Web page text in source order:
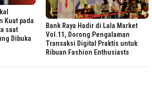
Kuat pada
saat
Dibuka
Bank Raya Hadir di Lala Market
Vol.11, Dorong Pengalaman
Transaksi Digital Praktis untuk
Ribuan Fashion Enthusiasts